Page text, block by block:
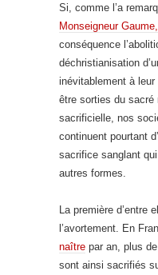
Si, comme l’a
Monseigneur Gaume,
conséquence
déchristianisation
inévitablement à leur
être sorties du sacré
sacrificielle, nos
continuent pourtant
sacrifice sanglant
autres formes.
La première d’entre
l’avortement. En
naître par an, plus
sont ainsi sacrifiés